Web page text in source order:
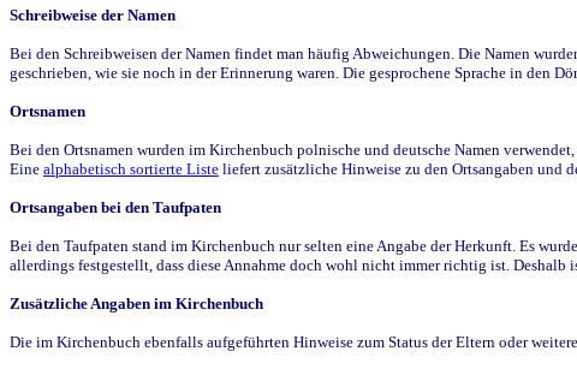
Schreibweise der Namen
Bei den Schreibweisen der Namen findet man häufig Abweichungen. Die Namen
geschrieben, wie sie noch in der Erinnerung waren. Die gesprochene Sprache in den
Ortsnamen
Bei den Ortsnamen wurden im Kirchenbuch polnische und deutsche Namen
Eine alphabetisch sortierte Liste liefert zusätzliche Hinweise zu den Ortsangaben und
Ortsangaben bei den Taufpaten
Bei den Taufpaten stand im Kirchenbuch nur selten eine Angabe der Herkunft. Es
allerdings festgestellt, dass diese Annahme doch wohl nicht immer richtig ist. Deshalb
Zusätzliche Angaben im Kirchenbuch
Die im Kirchenbuch ebenfalls aufgeführten Hinweise zum Status der Eltern oder